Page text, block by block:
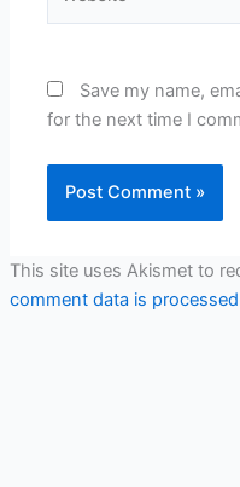
Save my name,
for the next time I
This site uses Akismet to
comment data is